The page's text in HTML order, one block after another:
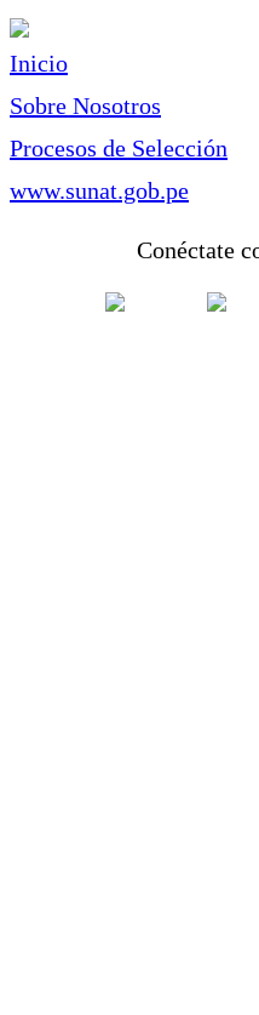
Inicio
Sobre Nosotros
Procesos de Selección
www.sunat.gob.pe
Conéctate